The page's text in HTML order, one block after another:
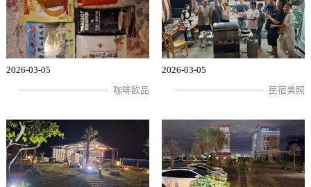
2026-03-05
咖啡飲品
2026-03-05
民宿美照